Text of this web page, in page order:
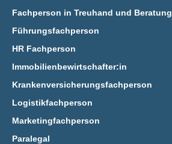
Fachperson in Treuhand und Beratung
Führungsfachperson
HR Fachperson
Immobilienbewirtschafter:in
Krankenversicherungsfachperson
Logistikfachperson
Marketingfachperson
Paralegal